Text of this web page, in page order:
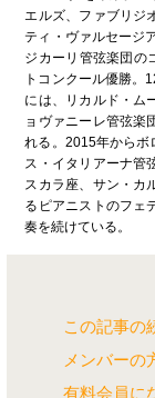
エルズ、ファブリジ
ティ・ヴァルセージ
ジカーリ管弦楽団の
トコンクール優勝。
には、リカルド・ム
ョヴァニーレ管弦楽
れる。2015年からボ
ス・イタリアーナ管
スカラ座、サン・カ
るピアニストのフェ
奏を続けている。
この記事の
メンバーの
有料会員に